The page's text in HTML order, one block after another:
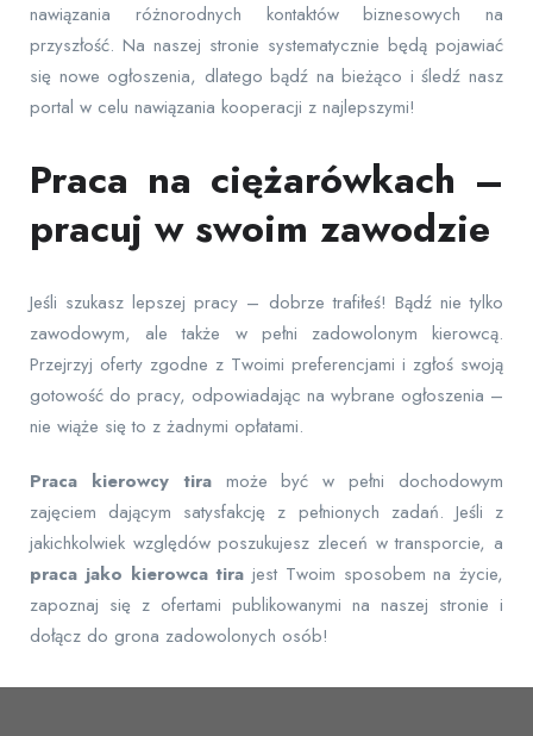
nawiązania różnorodnych kontaktów biznesowych na
przyszłość. Na naszej stronie systematycznie będą pojawiać
się nowe ogłoszenia, dlatego bądź na bieżąco i śledź nasz
portal w celu nawiązania kooperacji z najlepszymi!
Praca na ciężarówkach –
pracuj w swoim zawodzie
Jeśli szukasz lepszej pracy – dobrze trafiłeś! Bądź nie tylko
zawodowym, ale także w pełni zadowolonym kierowcą.
Przejrzyj oferty zgodne z Twoimi preferencjami i zgłoś swoją
gotowość do pracy, odpowiadając na wybrane ogłoszenia –
nie wiąże się to z żadnymi opłatami.
Praca kierowcy tira może być w pełni dochodowym
zajęciem dającym satysfakcję z pełnionych zadań. Jeśli z
jakichkolwiek względów poszukujesz zleceń w transporcie, a
praca jako kierowca tira jest Twoim sposobem na życie,
zapoznaj się z ofertami publikowanymi na naszej stronie i
dołącz do grona zadowolonych osób!